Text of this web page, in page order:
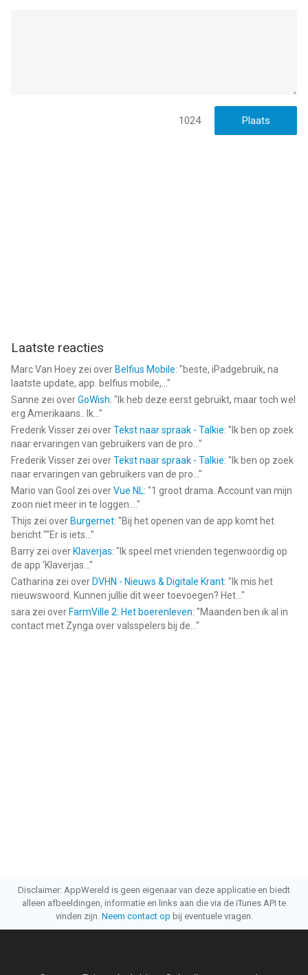
1024
Laatste reacties
Marc Van Hoey zei over Belfius Mobile: "beste, iPadgebruik, na
laatste update, app. belfius mobile,... "
Sanne zei overGoWish: " Ik heb deze eerst gebruikt, maar toch wel
erg Amerikaans.. Ik... "
Frederik Visser zei overTekst naar spraak - Talkie: " Ik ben op zoek
naar ervaringen van gebruikers van de pro... "
Frederik Visser zei overTekst naar spraak - Talkie: " Ik ben op zoek
naar ervaringen van gebruikers van de pro... "
Mario van Gool zei overVue NL: "1 groot drama. Account van mijn
zoon niet meer in te loggen.... "
Thijs zei over Burgernet: "Bij het openen van de app komt het
bericht ""Er is iets... "
Barry zei over Klaverjas: " Ik speel met vrienden tegenwoordig op
de app ‘Klaverjas... "
Catharina zei over DVHN - Nieuws & Digitale Krant: " Ik mis het
nieuwswoord. Kunnen jullie dit weer toevoegen? Het... "
sara zei over FarmVille 2: Het boerenleven: "Maanden ben ik al in
contact met Zynga over valsspelers bij de... "
Disclaimer: AppWereld is geen eigenaar van deze applicatie en biedt
alleen afbeeldingen, informatie en links aan die via de iTunes API te
vinden zijn. Neem contact op bij eventuele vragen.